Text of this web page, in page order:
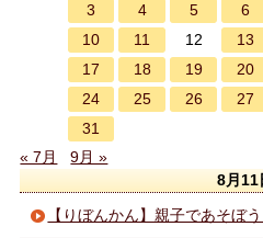
3
4 5 6
10
11 12 13
17
18 19 20
24
25 26 27
31
« 7月
9月 »
8月11
【りぼんかん】親子であそぼ